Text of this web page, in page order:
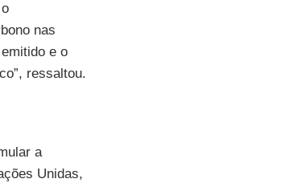
nas
e o
ressaltou.
a
Unidas,